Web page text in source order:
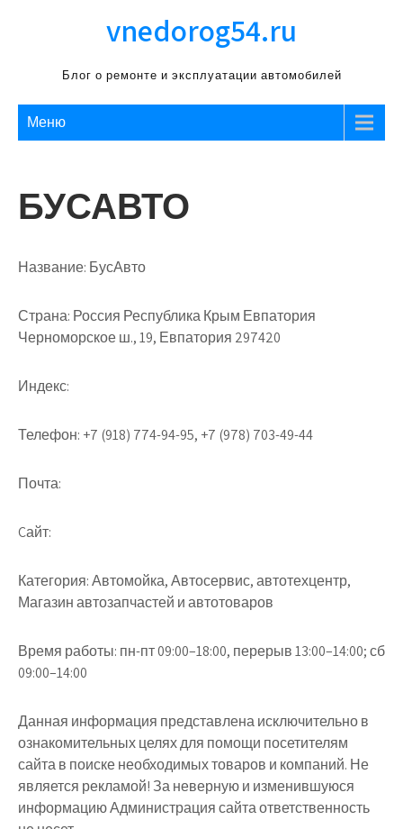
vnedorog54.ru
Блог о ремонте и эксплуатации автомобилей
Меню
БУСАВТО
Название: БусАвто
Страна: Россия Республика Крым Евпатория
Черноморское ш., 19, Евпатория 297420
Индекс:
Телефон: +7 (918) 774-94-95, +7 (978) 703-49-44
Почта:
Cайт:
Категория:Автомойка, Автосервис, автотехцентр,
Магазин автозапчастей и автотоваров
Время работы: пн-пт 09:00–18:00, перерыв 13:00–14:00; сб
09:00–14:00
Данная информация представлена исключительно в
ознакомительных целях для помощи посетителям
сайта в поиске необходимых товаров и компаний. Не
является рекламой! За неверную и изменившуюся
информацию Администрация сайта ответственность